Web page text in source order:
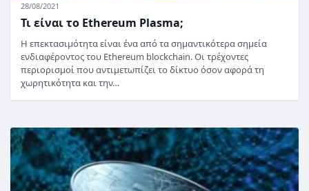
28/08/2021
Τι είναι το Ethereum Plasma;
Η επεκτασιμότητα είναι ένα από τα σημαντικότερα σημεία
ενδιαφέροντος του Ethereum blockchain. Οι τρέχοντες
περιορισμοί που αντιμετωπίζει το δίκτυο όσον αφορά τη
χωρητικότητα και την…